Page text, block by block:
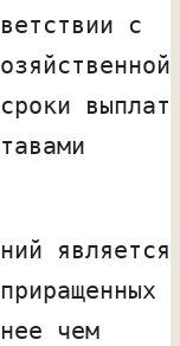
с
выплат
является
чем